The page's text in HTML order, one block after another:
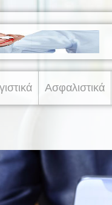
Ασφαλιστικά